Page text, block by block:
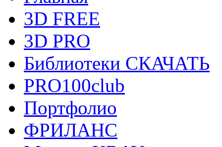
3D FREE
3D PRO
Библиотеки СКАЧАТЬ
PRO100club
Портфолио
ФРИЛАНС